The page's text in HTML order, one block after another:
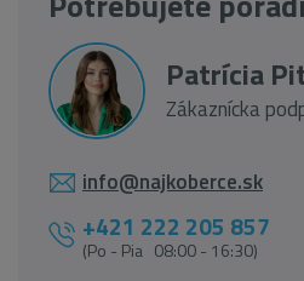
Patrícia
Zákaznícka
info@najkoberce.sk
+421 222 205 857
(Po - Pia 08:00 - 16:30)